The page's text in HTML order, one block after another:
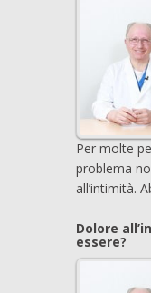
Per molte
problema
all’intimità.
Dolore
essere?